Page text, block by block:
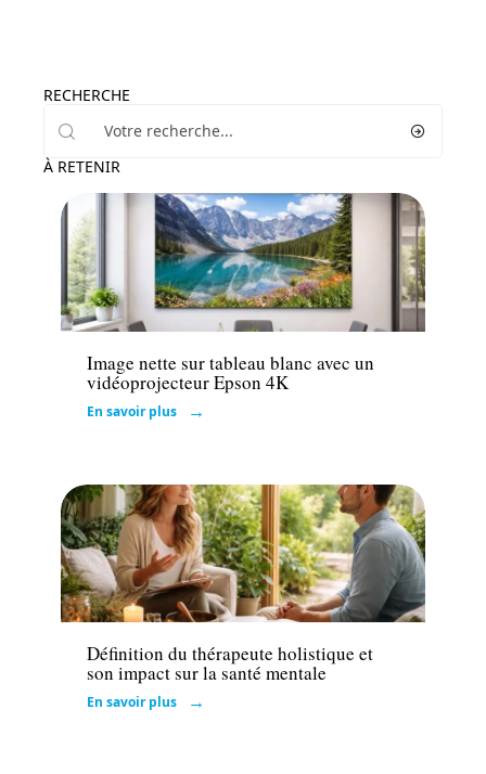
RECHERCHE
À RETENIR
Tech
Image nette sur tableau blanc avec un
vidéoprojecteur Epson 4K
En savoir plus
Santé
Définition du thérapeute holistique et
son impact sur la santé mentale
En savoir plus